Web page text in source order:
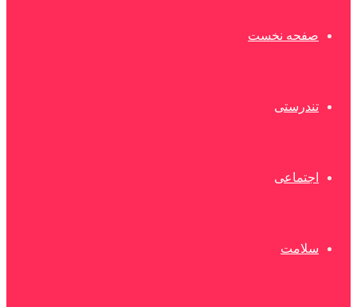
صفحه نخست
تندرستی
اجتماعی
سلامت